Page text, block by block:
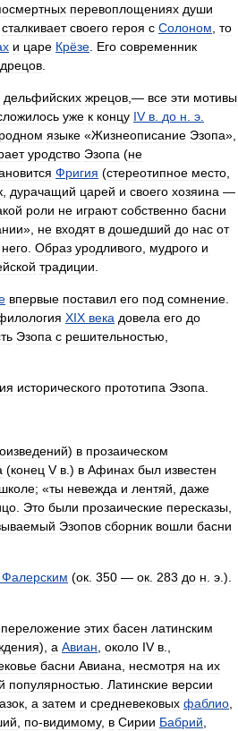
перевоплощениях души
сталкивает своего героя с Солоном то
и царе Крёзе Его современник
дельфийских жрецов ,— все эти мотивы
уже к концу IV в до н э
языке «Жизнеописание Эзопа»,
уродство Эзопа (не
Фригия (стереотипное место
дурачащий царей и своего хозяина —
роли не играют собственно басни
», не входят в дошедший до нас от
него Образ уродливого мудрого и
традиции
впервые поставил его под сомнение
XIX века довела его до
Эзопа с решительностью
исторического прототипа Эзопа
) в прозаическом
(конец V в .) в Афинах был известен
школе; «ты невежда и лентяй
даже
Это были прозаические пересказы
Эзопов сборник вошли басни
Фалерским (ок 350 — ок 283 до н э .).
переложение этих басен латинским
), а Авиан около IV в
басни Авиана несмотря на их
популярностью Латинские версии
а затем и средневековых фаблио
по-видимому, в Сирии Бабрий